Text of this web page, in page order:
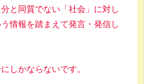
と同質でない「社会」に対し
情報を踏まえて発言・発信し
しかならないです。